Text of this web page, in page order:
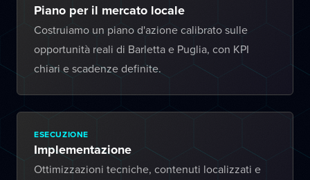
Piano per il mercato locale
Costruiamo un piano d'azione calibrato sulle
opportunità reali di Barletta e Puglia, con KPI
chiari e scadenze definite.
ESECUZIONE
Implementazione
Ottimizzazioni tecniche, contenuti localizzati e